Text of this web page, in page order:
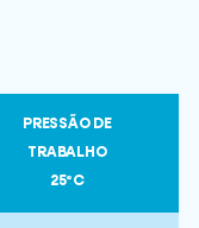
PRESSÃO DE
TRABALHO
25ºC